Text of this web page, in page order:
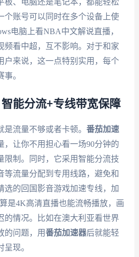
板、电脑还是笔记本，都能轻松
个账号可以同时在多个设备上使
电脑上看NBA中文解说直播，
频看中超，互不影响。对于和家
户来说，这一点特别实用，每个
。
能分流+专线带宽保障
流量不够或者卡顿。 番茄加速
，让你不用担心看一场90分钟的
限制。同时，它采用智能分流技
等流量分配到专用线路，避免和
选的回国影音游戏加速专线，加
是4K高清直播也能流畅播放，画
的情况。比如在澳大利亚看世界
的问题，用番茄加速器后就能轻
现。